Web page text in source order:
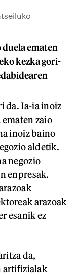
ematen
kezka gori-
da. Ia-ia inoiz
zaio
inoiz baino
aldetik.
negozio
enpresak.
arazoak
esanik ez
da,
artifizialak